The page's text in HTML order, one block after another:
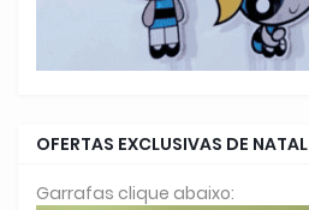
OFERTAS EXCLUSIVAS DE NATAL
Garrafas clique abaixo: